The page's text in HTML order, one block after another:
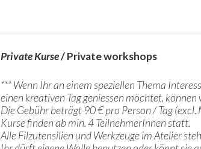
Private Kurse/ Private workshops
***Wenn Ihr an einem speziellen Thema
einen kreativen Tag geniessen möchtet,
Die Gebühr beträgt 90 € pro Person / Tag
Kurse finden ab min. 4 TeilnehmerInnen statt.
Alle Filzutensilien und Werkzeuge im Atelier